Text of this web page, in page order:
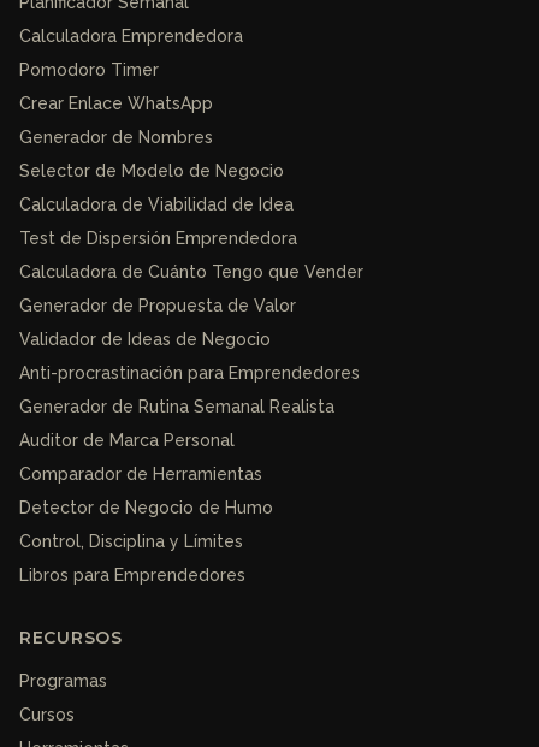
Calculadora Emprendedora
Pomodoro Timer
Crear Enlace WhatsApp
Generador de Nombres
Selector de Modelo de Negocio
Calculadora de Viabilidad de Idea
Test de Dispersión Emprendedora
Calculadora de Cuánto Tengo que Vender
Generador de Propuesta de Valor
Validador de Ideas de Negocio
Anti-procrastinación para Emprendedores
Generador de Rutina Semanal Realista
Auditor de Marca Personal
Comparador de Herramientas
Detector de Negocio de Humo
Control, Disciplina y Límites
Libros para Emprendedores
RECURSOS
Programas
Cursos